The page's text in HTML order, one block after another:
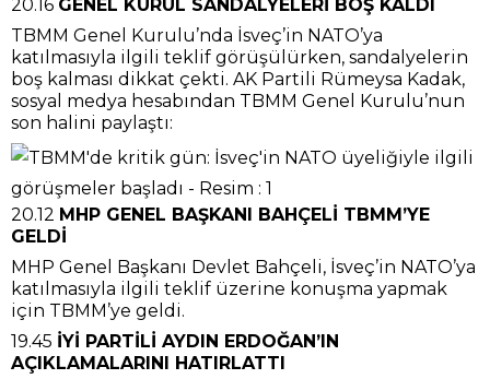
20.16 GENEL KURUL SANDALYELERİ BOŞ KALDI
TBMM Genel Kurulu’nda İsveç’in NATO’ya
katılmasıyla ilgili teklif görüşülürken, sandalyelerin
boş kalması dikkat çekti. AK Partili Rümeysa Kadak,
sosyal medya hesabından TBMM Genel Kurulu’nun
son halini paylaştı:
20.12 MHP GENEL BAŞKANI BAHÇELİ TBMM’YE
GELDİ
MHP Genel Başkanı Devlet Bahçeli, İsveç’in NATO’ya
katılmasıyla ilgili teklif üzerine konuşma yapmak
için TBMM’ye geldi.
19.45 İYİ PARTİLİ AYDIN ERDOĞAN’IN
AÇIKLAMALARINI HATIRLATTI